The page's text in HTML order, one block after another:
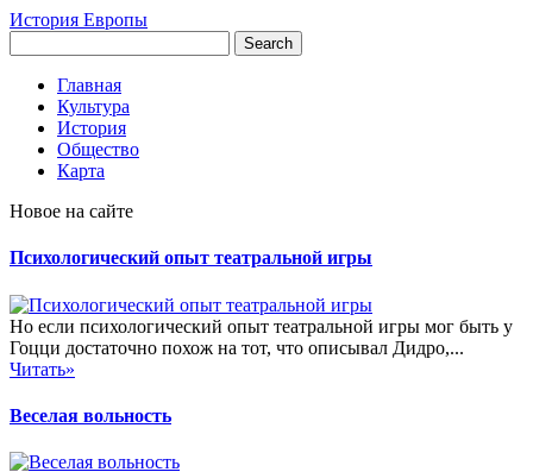
История Европы
Главная
Культура
История
Общество
Карта
Новое на сайте
Психологический опыт театральной игры
Но если психологический опыт театральной игры мог быть у
Гоцци достаточно похож на тот, что описывал Дидро,...
Читать»
Веселая вольность